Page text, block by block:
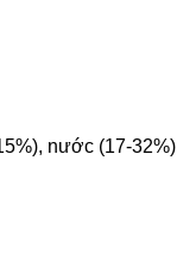
nước (17-32%)